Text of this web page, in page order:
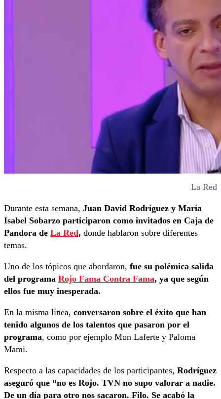
La Red
Durante esta semana, Juan David Rodríguez y María
Isabel Sobarzo participaron como invitados en Caja de
Pandora de La Red, donde hablaron sobre diferentes
temas.
Uno de los tópicos que abordaron, fue su polémica salida
del programa Rojo Fama Contra Fama, ya que según
ellos fue muy inesperada.
En la misma línea, conversaron sobre el éxito que han
tenido algunos de los talentos que pasaron por el
programa, como por ejemplo Mon Laferte y Paloma
Mami.
Respecto a las capacidades de los participantes, Rodríguez
aseguró que “no es Rojo. TVN no supo valorar a nadie.
De un día para otro nos sacaron. Filo. Se acabó la